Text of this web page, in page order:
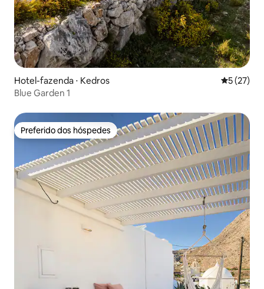
Hotel-fazenda ⋅ Kedros 5 de uma
5 (27)
Blue Garden 1
Preferido dos hóspedes
Preferido dos hóspedes